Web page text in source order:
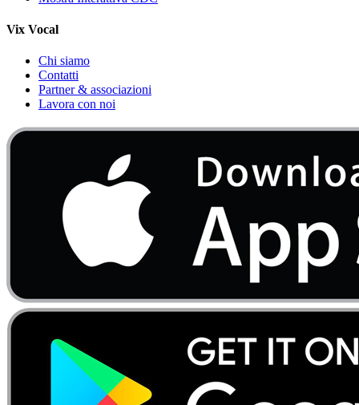
Vix Vocal
Chi siamo
Contatti
Partner & associazioni
Lavora con noi